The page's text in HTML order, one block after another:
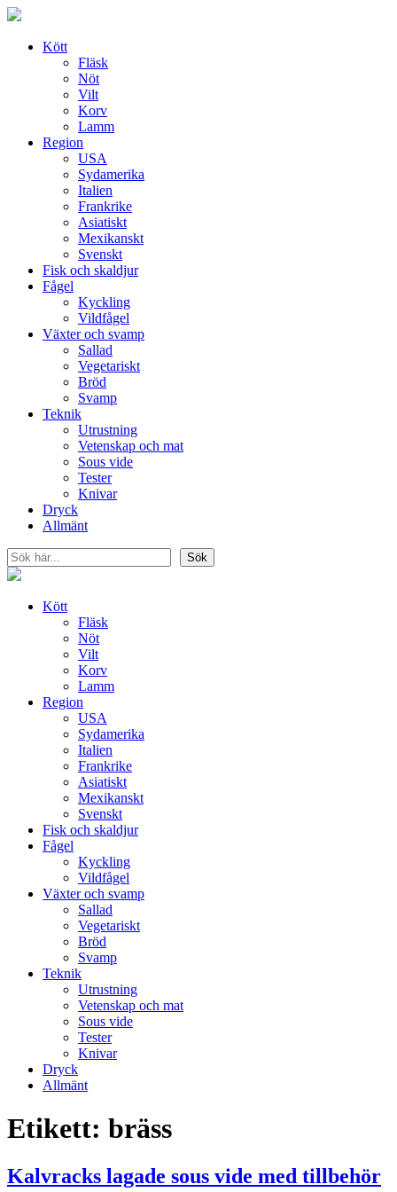
Skip
contentKött
Fläsk
Nöt
Vilt
Korv
Lamm
Region
USA
Sydamerika
Italien
Frankrike
Asiatiskt
Mexikanskt
Svenskt
Fisk och skaldjur
Fågel
Kyckling
Vildfågel
Växter och svamp
Sallad
Vegetariskt
Bröd
Svamp
Teknik
Utrustning
Vetenskap och mat
Sous vide
Tester
Knivar
Dryck
Allmänt
Sök
Sök
Kött
Fläsk
Nöt
Vilt
Korv
Lamm
Region
USA
Sydamerika
Italien
Frankrike
Asiatiskt
Mexikanskt
Svenskt
Fisk och skaldjur
Fågel
Kyckling
Vildfågel
Växter och svamp
Sallad
Vegetariskt
Bröd
Svamp
Teknik
Utrustning
Vetenskap och mat
Sous vide
Tester
Knivar
Dryck
Allmänt
Etikett: bräss
Kalvracks lagade sous vide med tillbehör